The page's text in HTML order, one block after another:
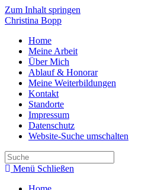
Zum Inhalt springen
Christina Bopp
Home
Meine Arbeit
Über Mich
Ablauf & Honorar
Meine Weiterbildungen
Kontakt
Standorte
Impressum
Datenschutz
Website-Suche umschalten
Menü Schließen